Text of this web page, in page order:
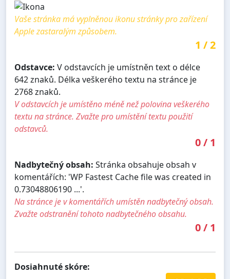
Vaše stránka má vyplněnou ikonu stránky pro zařízení
Apple zastaralým způsobem.
1 /2
Odstavce: V odstavcích je umístněn text o délce
642 znaků. Délka veškerého textu na stránce je
2768 znaků.
V odstavcích je umístěno méně než polovina veškerého
textu na stránce. Zvažte pro umístění textu použití
odstavců.
0/ 1
Nadbytečný obsah: Stránka obsahuje obsah v
komentářích: 'WP Fastest Cache file was created in
0.73048806190 ...'.
Na stránce je v komentářích umístěn nadbytečný obsah.
Zvažte odstranění tohoto nadbytečného obsahu.
0/ 1
Dosiahnuté skóre: